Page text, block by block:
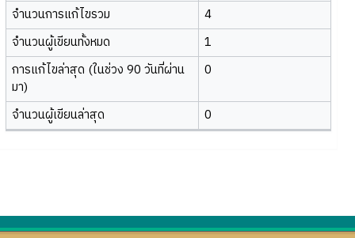
จำนวนการแก้ไขรวม
4
จำนวนผู้เขียนทั้งหมด
1
การแก้ไขล่าสุด (ในช่วง 90 วันที่ผ่าน
มา)
0
จำนวนผู้เขียนล่าสุด 0